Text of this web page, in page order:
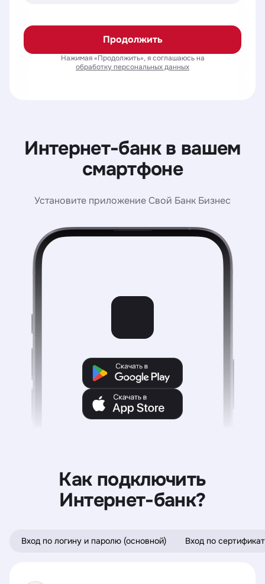
Продолжить
Нажимая «Продолжить», я соглашаюсь на
обработку персональных данных
Интернет-банк в вашем
смартфоне
Установите приложение Свой Банк Бизнес
Как подключить
Интернет-банк?
Вход по логину и паролю (основной) Вход по